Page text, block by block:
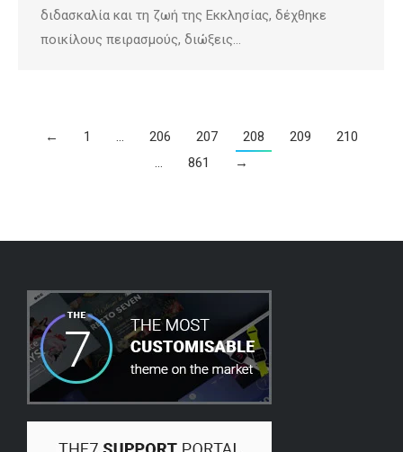
διδασκαλία και τη ζωή της Εκκλησίας, δέχθηκε
ποικίλους πειρασμούς, διώξεις…
← 1 … 206 207 208 209
210
…
861 →